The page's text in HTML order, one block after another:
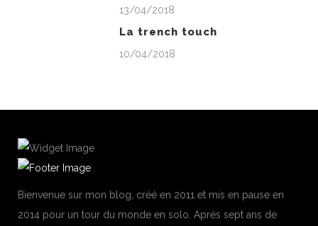
13/04/2018
La trench touch
10/04/2018
Bienvenue sur mon blog, créé en 2011 et mis en pause en
2014 pour un tour du monde en solo. Après sept ans de